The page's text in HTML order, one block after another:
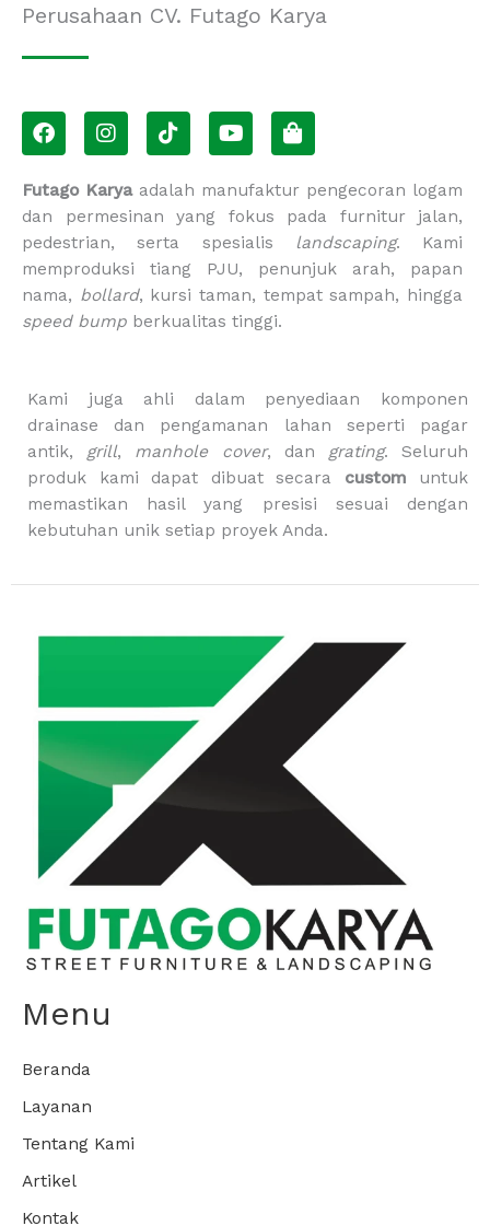
Perusahaan CV. Futago Karya
F
a
e
b
o
o
k
I
n
t
a
g
r
a
m
T
i
t
o
k
Y
o
t
u
b
e
S
h
p
p
i
n
g
-
Futago Karyaadalah manufaktur pengecoran logam
dan permesinan yang fokus pada furnitur jalan,
pedestrian, serta spesialis landscaping. Kami
memproduksi tiang PJU, penunjuk arah, papan
nama, bollard, kursi taman, tempat sampah, hingga
speed bump berkualitas tinggi.
Kami juga ahli dalam penyediaan komponen
drainase dan pengamanan lahan seperti pagar
antik, grill, manhole cover, dan grating. Seluruh
produk kami dapat dibuat secara custom untuk
memastikan hasil yang presisi sesuai dengan
kebutuhan unik setiap proyek Anda.
Menu
Beranda
Layanan
Tentang Kami
Artikel
Kontak